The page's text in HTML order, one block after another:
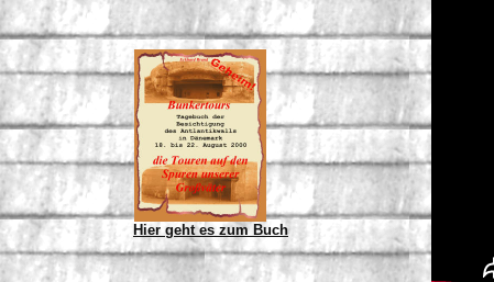
Hier geht es zum Buch